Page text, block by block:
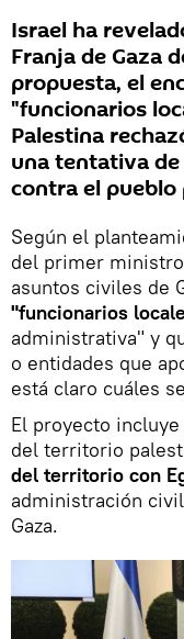
Israel ha
Franja de Gaza
propuesta, el
"funcionarios
Palestina
una tentativa
contra el pueblo
Según el
del primer ministro
asuntos civiles de
"funcionarios
administrativa" y
o entidades que
está claro cuáles
El proyecto
del territorio
del territorio con
administración
Gaza.